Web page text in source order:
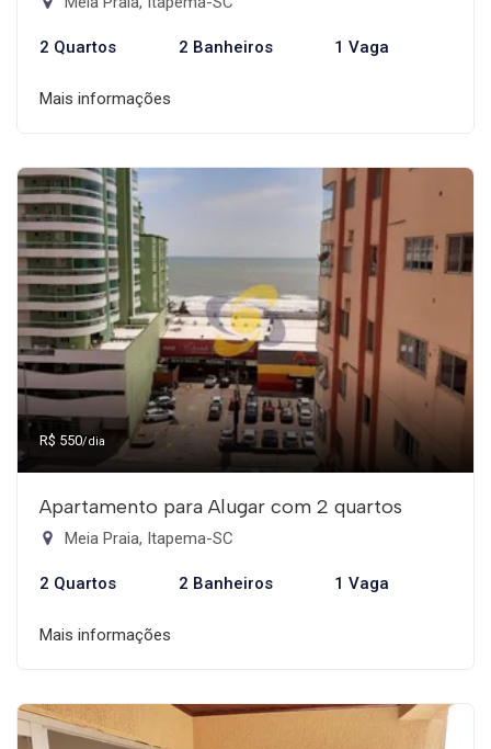
2 Quartos 2 Banheiros 1 Vaga
Mais informações
R$ 550/dia
Apartamento para Alugar com 2 quartos
Meia Praia, Itapema-SC
2 Quartos 2 Banheiros 1 Vaga
Mais informações